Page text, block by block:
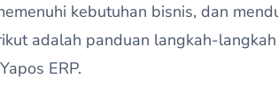
kebutuhan bisnis, dan
adalah panduan langkah-
ERP.